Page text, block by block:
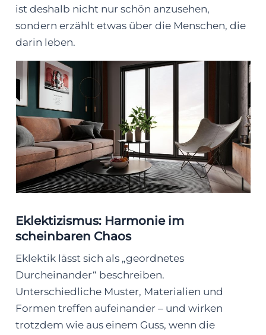
ist deshalb nicht nur schön anzusehen,
sondern erzählt etwas über die Menschen, die
darin leben.
Eklektizismus: Harmonie im
scheinbaren Chaos
Eklektik lässt sich als „geordnetes
Durcheinander“ beschreiben.
Unterschiedliche Muster, Materialien und
Formen treffen aufeinander – und wirken
trotzdem wie aus einem Guss, wenn die